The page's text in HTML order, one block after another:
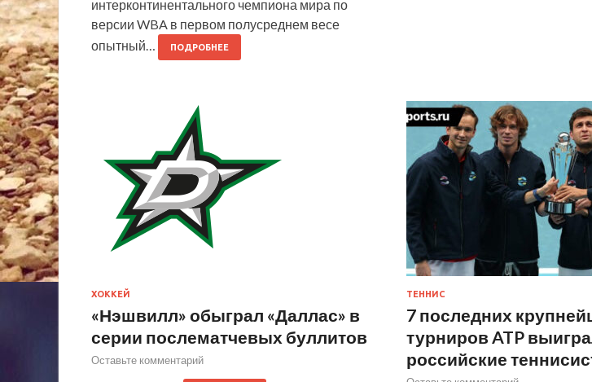
интерконтинентального чемпиона мира по
версии WBA в первом полусреднем весе
опытный…
ПОДРОБНЕЕ
ХОККЕЙ
«Нэшвилл» обыграл «Даллас» в
серии послематчевых буллитов
Оставьте комментарий
ТЕННИС
7 последних
турниров ATP
российские